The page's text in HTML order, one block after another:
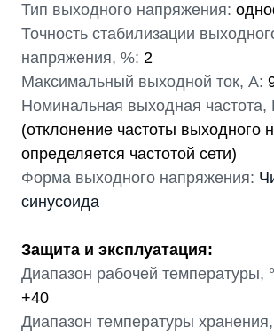
Тип выходного напряжения:
Точность стабилизации
напряжения, %: 2
Максимальный выходной ток, А:
Номинальная выходная частота,
(отклонение частоты выходного
определяется частотой сети)
Форма выходного напряжения:
синусоида
Защита и эксплуатация:
Диапазон рабочей температуры,
+40
Диапазон температуры